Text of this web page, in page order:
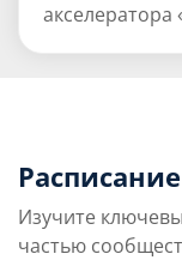
Расписание
Изучите
частью